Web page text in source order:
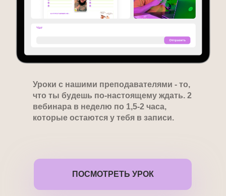
Уроки с нашими преподавателями - то,
что ты будешь по-настоящему ждать. 2
вебинара в неделю по 1,5-2 часа,
которые остаются у тебя в записи.
ПОСМОТРЕТЬ УРОК